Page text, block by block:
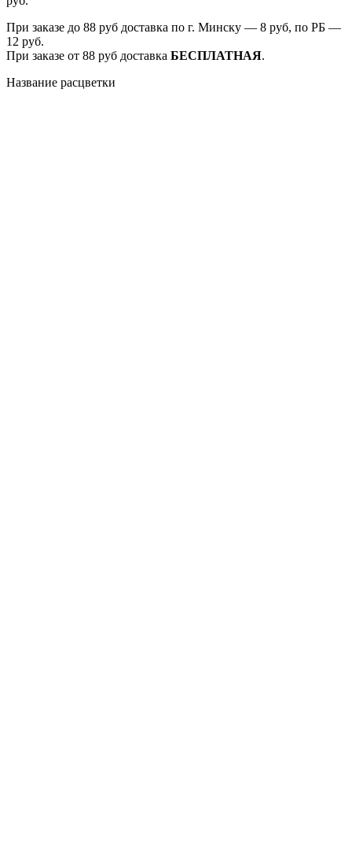
При заказе до 88 руб доставка по г. Минску — 8 руб, по РБ —
12 руб.
При заказе от 88 руб доставка БЕСПЛАТНАЯ.
Название расцветки